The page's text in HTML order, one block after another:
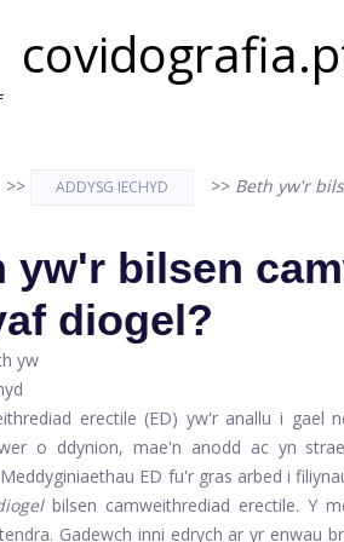
>> ADDYSG IECHYD >> Beth yw'r
yw'r bilsen
diogel?
erectile (ED) yw'r anallu i gael
o ddynion, mae'n anodd ac yn
ED fu'r gras arbed i
bilsen camweithrediad erectile. Y
Gadewch inni edrych ar yr enwau